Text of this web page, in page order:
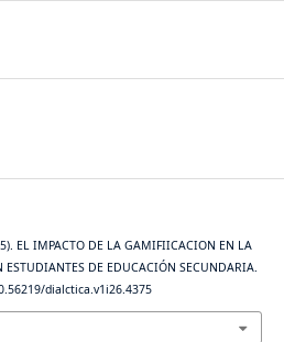
EL IMPACTO DE LA GAMIFIICACION EN LA
ESTUDIANTES DE EDUCACIÓN SECUNDARIA.
dialctica.v1i26.4375